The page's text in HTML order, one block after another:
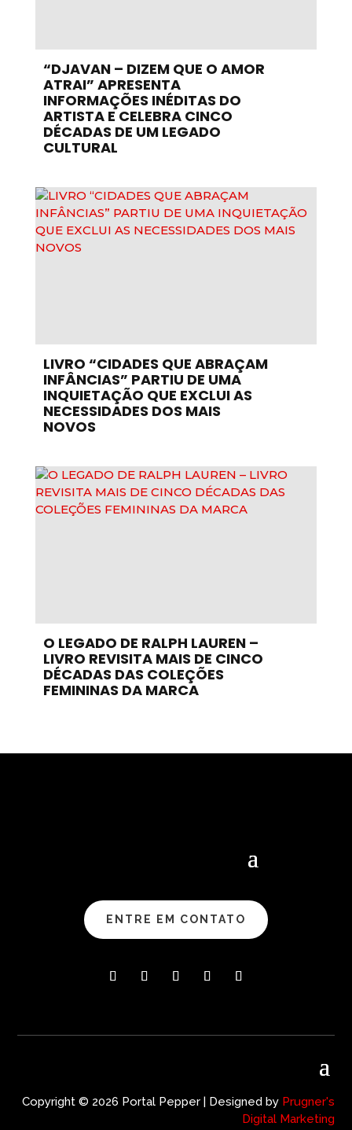
“DJAVAN – DIZEM QUE O AMOR
ATRAI” APRESENTA
INFORMAÇÕES INÉDITAS DO
ARTISTA E CELEBRA CINCO
DÉCADAS DE UM LEGADO
CULTURAL
LIVRO “CIDADES QUE ABRAÇAM
INFÂNCIAS” PARTIU DE UMA
INQUIETAÇÃO QUE EXCLUI AS
NECESSIDADES DOS MAIS
NOVOS
O LEGADO DE RALPH LAUREN –
LIVRO REVISITA MAIS DE CINCO
DÉCADAS DAS COLEÇÕES
FEMININAS DA MARCA
ENTRE EM CONTATO
Copyright © 2026 Portal Pepper | Designed by Prugner's
Digital Marketing